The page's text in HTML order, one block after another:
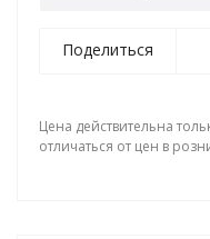
Поделиться
Цена действительна
отличаться от цен в